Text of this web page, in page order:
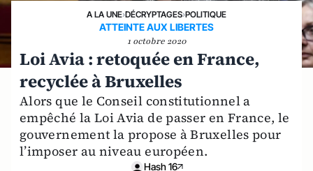
A LA UNE›DÉCRYPTAGES›POLITIQUE
ATTEINTE AUX LIBERTES
1 octobre 2020
Loi Avia : retoquée en France,
recyclée à Bruxelles
Alors que le Conseil constitutionnel a
empêché la Loi Avia de passer en France, le
gouvernement la propose à Bruxelles pour
l’imposer au niveau européen.
Hash 16